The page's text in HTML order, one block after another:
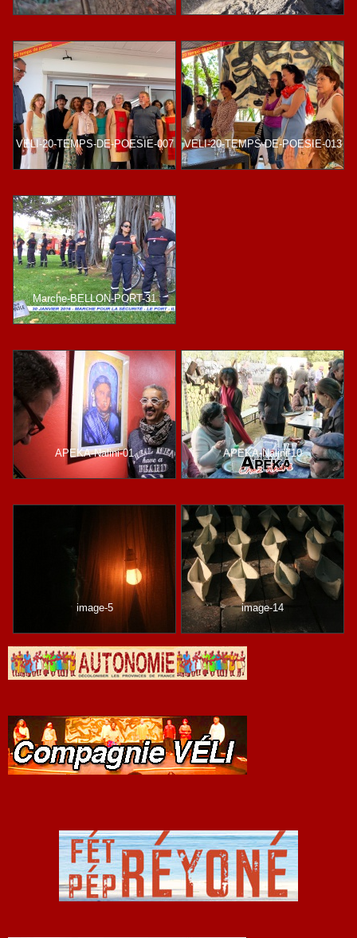
VELI-20-TEMPS-DE-POESIE-007 VELI-20-TEMPS-DE-POESIE-013
Marche-BELLON-PORT-31
APEKA-Nalini-01 APEKA-Nalini-10
image-5 image-14